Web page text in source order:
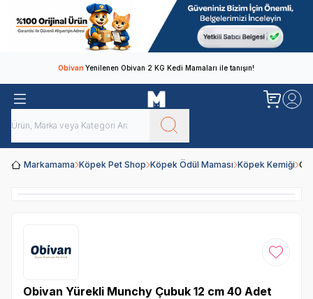
ObivanYenilenen Obivan 2 KG Kedi Mamaları ile tanışın!
Markamama Köpek Pet Shop Köpek Ödül Maması Köpek Kemiği
Favoriye
Obivan Yürekli Munchy Çubuk 12 cm 40 Adet